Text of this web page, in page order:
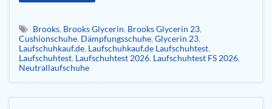
Brooks, Brooks Glycerin, Brooks Glycerin 23,
Cushionschuhe, Dämpfungsschuhe, Glycerin 23,
Laufschuhkauf.de, Laufschuhkauf.de Laufschuhtest,
Laufschuhtest, Laufschuhtest 2026, Laufschuhtest FS 2026,
Neutrallaufschuhe